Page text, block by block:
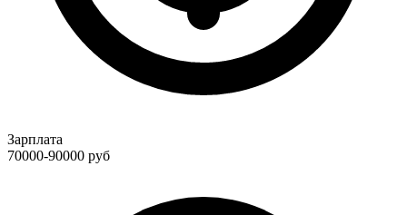
Зарплата
70000-90000 руб